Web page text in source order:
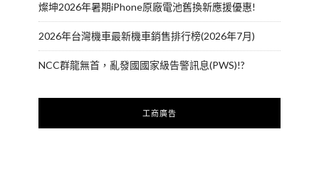
燦坤2026年暑期iPhone原廠電池舊換新應援優惠!
2026年台灣機車最新機車銷售排行榜(2026年7月)
NCC群龍無首，亂發國國家級告警訊息(PWS)!?
工商廣告